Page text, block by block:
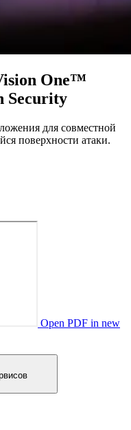
One™
Security
для совместной
поверхности атаки.
Open PDF in new